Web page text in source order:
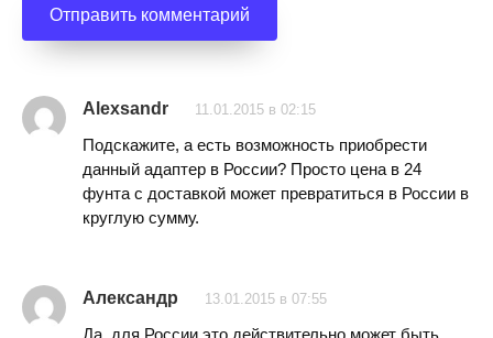
Alexsandr 11.01.2015 в 02:15
Подскажите, а есть возможность приобрести
данный адаптер в России? Просто цена в 24
фунта с доставкой может превратиться в России в
круглую сумму.
Александр 13.01.2015 в 07:55